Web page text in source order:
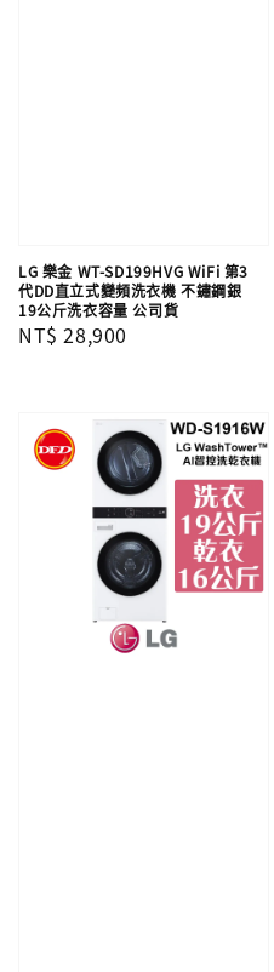
LG 樂金 WT-SD199HVG WiFi 第3
代DD直立式變頻洗衣機 不鏽鋼銀
19公斤洗衣容量 公司貨
Regular
NT$ 28,900